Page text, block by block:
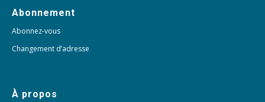
Abonnement
Abonnez-vous
Changement d’adresse
À propos